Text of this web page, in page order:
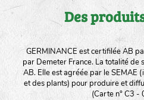
Des
GERMINANCE est certifilée AB
par Demeter France. La totalité de
AB. Elle est agréée par le SEMAE
et des plants) pour produire et
(Carte n° C3 -